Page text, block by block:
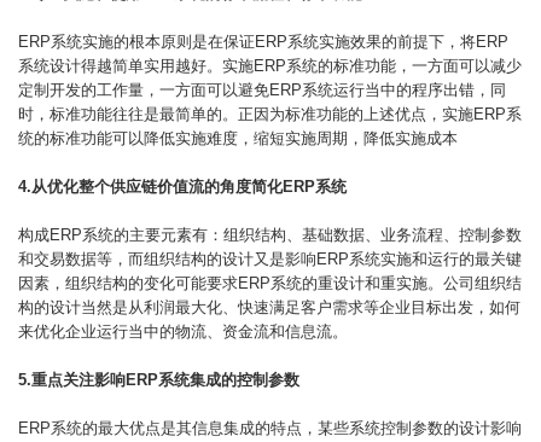
ERP系统实施的根本原则是在保证ERP系统实施效果的前提下，将ERP
系统设计得越简单实用越好。实施ERP系统的标准功能，一方面可以减少
定制开发的工作量，一方面可以避免ERP系统运行当中的程序出错，同
时，标准功能往往是最简单的。正因为标准功能的上述优点，实施ERP系
统的标准功能可以降低实施难度，缩短实施周期，降低实施成本
4.从优化整个供应链价值流的角度简化ERP系统
构成ERP系统的主要元素有：组织结构、基础数据、业务流程、控制参数
和交易数据等，而组织结构的设计又是影响ERP系统实施和运行的最关键
因素，组织结构的变化可能要求ERP系统的重设计和重实施。公司组织结
构的设计当然是从利润最大化、快速满足客户需求等企业目标出发，如何
来优化企业运行当中的物流、资金流和信息流。
5.重点关注影响ERP系统集成的控制参数
ERP系统的最大优点是其信息集成的特点，某些系统控制参数的设计影响